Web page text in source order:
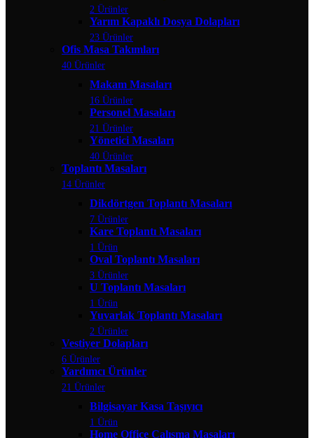
2 Ürünler
Yarım Kapaklı Dosya Dolapları
23 Ürünler
Ofis Masa Takımları
40 Ürünler
Makam Masaları
16 Ürünler
Personel Masaları
21 Ürünler
Yönetici Masaları
40 Ürünler
Toplantı Masaları
14 Ürünler
Dikdörtgen Toplantı Masaları
7 Ürünler
Kare Toplantı Masaları
1 Ürün
Oval Toplantı Masaları
3 Ürünler
U Toplantı Masaları
1 Ürün
Yuvarlak Toplantı Masaları
2 Ürünler
Vestiyer Dolapları
6 Ürünler
Yardımcı Ürünler
21 Ürünler
Bilgisayar Kasa Taşıyıcı
1 Ürün
Home Office Çalışma Masaları